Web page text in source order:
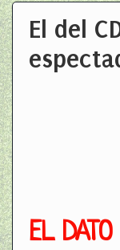
El del
EL DATO